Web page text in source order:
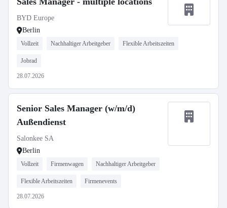
BYD Europe
Berlin
Vollzeit Nachhaltiger Arbeitgeber Flexible Arbeitszeiten
Jobrad
28.07.2026
Senior Sales Manager (w/m/d)
Außendienst
Salonkee SA
Berlin
Vollzeit Firmenwagen Nachhaltiger Arbeitgeber
Flexible Arbeitszeiten Firmenevents
28.07.2026